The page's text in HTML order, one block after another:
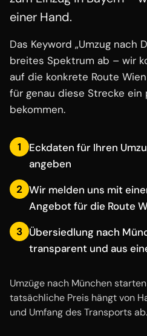
einer Hand.
Das Keyword „Umzug nach
breites Spektrum ab – wir
auf die konkrete Route
für genau diese Strecke
bekommen.
1
Eckdaten für Ihren
angeben
2 Wir melden uns mit
Angebot für die Route
3 Übersiedlung nach
transparent und aus
Umzüge nach München
tatsächliche Preis hängt von
und Umfang des Transports ab.